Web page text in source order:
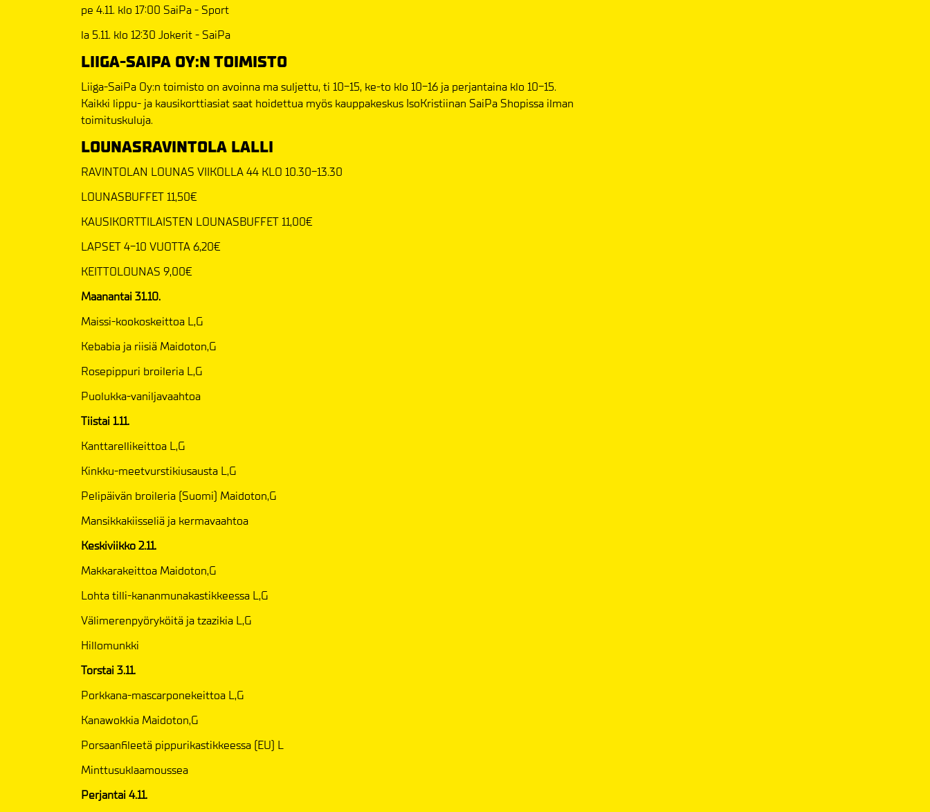
pe 4.11. klo 17:00 SaiPa - Sport
la 5.11. klo 12:30 Jokerit - SaiPa
LIIGA-SAIPA OY:N TOIMISTO
Liiga-SaiPa Oy:n toimisto on avoinna ma suljettu, ti 10-15, ke-to klo 10-16 ja perjantaina klo 10-15.
Kaikki lippu- ja kausikorttiasiat saat hoidettua myös kauppakeskus IsoKristiinan SaiPa Shopissa ilman
toimituskuluja.
LOUNASRAVINTOLA LALLI
RAVINTOLAN LOUNAS VIIKOLLA 44 KLO 10.30-13.30
LOUNASBUFFET 11,50€
KAUSIKORTTILAISTEN LOUNASBUFFET 11,00€
LAPSET 4-10 VUOTTA 6,20€
​​​​​​​KEITTOLOUNAS 9,00€
Maanantai 31.10.
Maissi-kookoskeittoa L,G
Kebabia ja riisiä Maidoton,G
Rosepippuri broileria L,G
Puolukka-vaniljavaahtoa
Tiistai 1.11.
Kanttarellikeittoa L,G
Kinkku-meetvurstikiusausta L,G
Pelipäivän broileria (Suomi) Maidoton,G
Mansikkakiisseliä ja kermavaahtoa
Keskiviikko 2.11.
Makkarakeittoa Maidoton,G
Lohta tilli-kananmunakastikkeessa L,G
Välimerenpyöryköitä ja tzazikia L,G
Hillomunkki
Torstai 3.11.
Porkkana-mascarponekeittoa L,G
Kanawokkia Maidoton,G
Porsaanfileetä pippurikastikkeessa (EU) L
Minttusuklaamoussea
Perjantai 4.11.